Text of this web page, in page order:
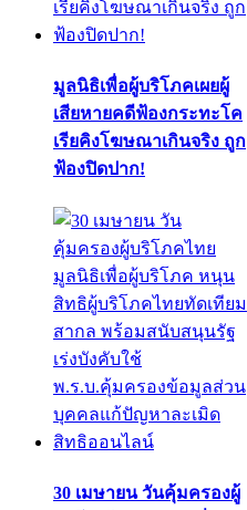
มูลนิธิเพื่อผู้บริโภคเผยผู้
เสียหายคดีฟ้องกระทะโค
เรียคิงโฆษณาเกินจริง ถูก
ฟ้องปิดปาก!
30 เมษายน วันคุ้มครองผู้